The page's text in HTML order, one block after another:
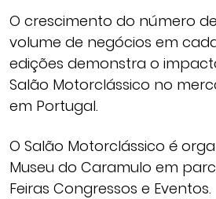
O crescimento do número
volume de negócios em
edições demonstra o
Salão Motorclássico no
em Portugal.
O Salão Motorclássico é
Museu do Caramulo em
Feiras Congressos e Eventos.